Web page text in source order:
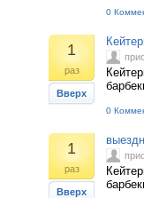
0
1
раз
Вверх
0
1
раз
Вверх